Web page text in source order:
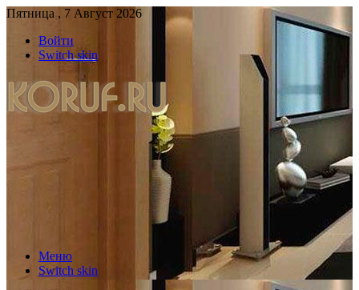
Пятница , 7 Август 2026
Войти
Switch skin
Меню
Switch skin